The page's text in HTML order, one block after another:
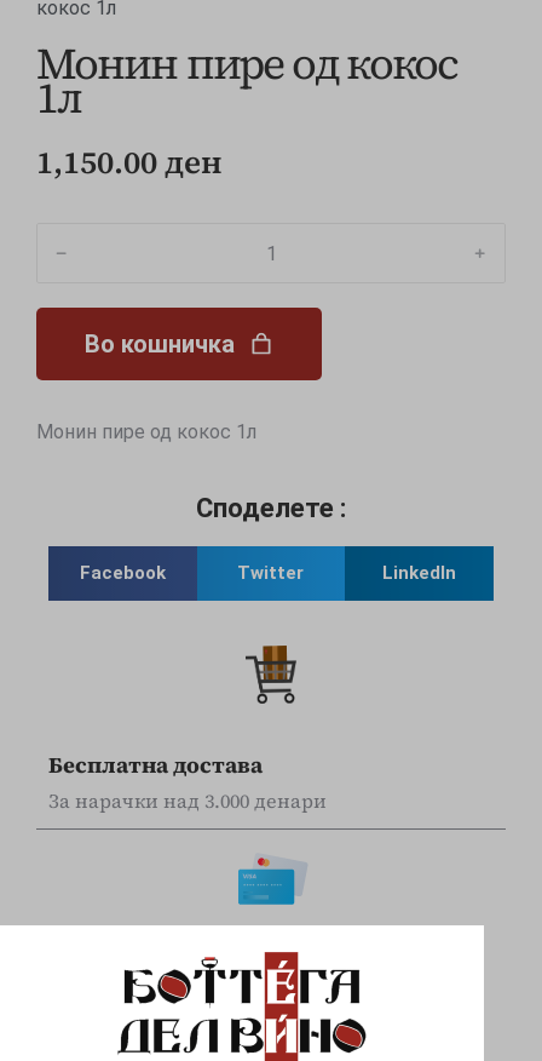
кокос 1л
Монин пире од кокос
1л
1,150.00ден
﹣ ﹢
Во кошничка
Монин пире од кокос 1л
Споделете :
Facebook Twitter LinkedIn
Бесплатна достава
За нарачки над 3.000 денари
Online наплата
Плаќајте сигурно и безбедно со вашите Visa
и Mastercard